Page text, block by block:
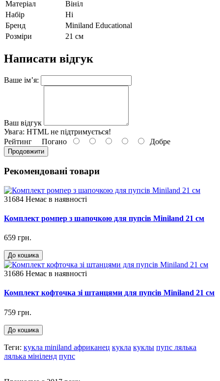
Матеріал
Вініл
Набір
Ні
Бренд
Miniland Educational
Розміри
21 см
Написати відгук
Ваше ім’я:
Ваш відгук
Увага: HTML не підтримується!
Рейтинг Погано Добре
Продовжити
Рекомендовані товари
31684 Немає в наявності
Комплект ромпер з шапочкою для пупсів Miniland 21 см
659 грн.
До кошика
31686 Немає в наявності
Комплект кофточка зі штанцями для пупсів Miniland 21 см
759 грн.
До кошика
Теги: кукла miniland африканец кукла куклы пупс лялька
лялька мініленд пупс